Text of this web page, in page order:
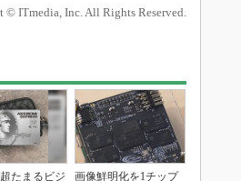
© ITmedia, Inc. All Rights Reserved.
たまるビジ
画像鮮明化を1チップ